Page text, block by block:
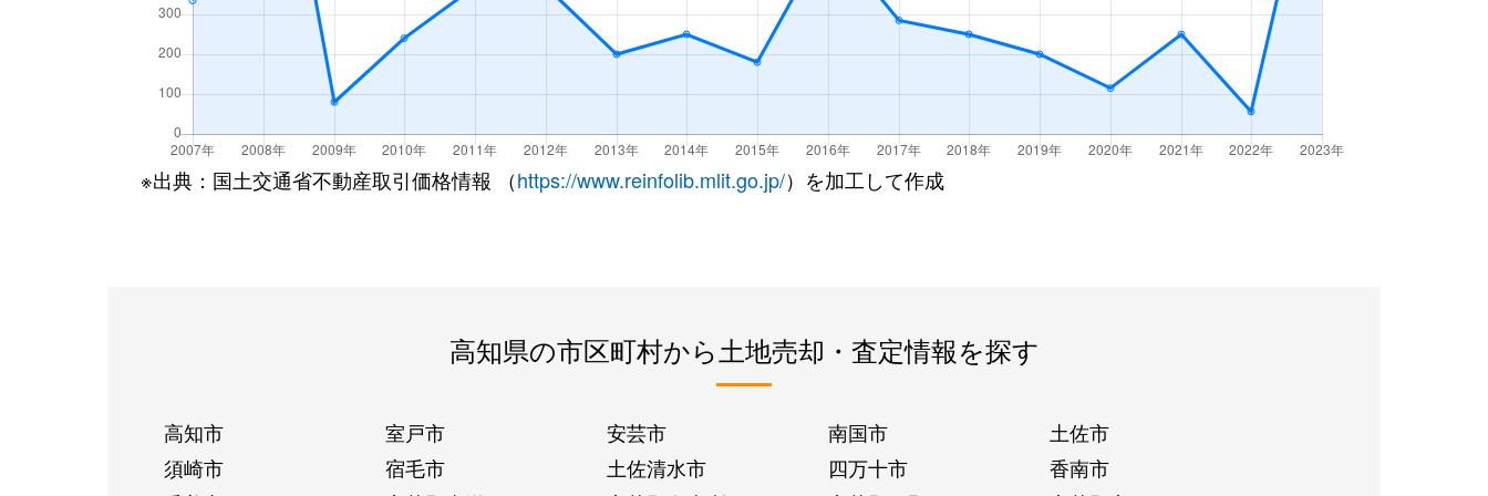
※出典：国土交通省不動産取引価格情報 （https://www.reinfolib.mlit.go.jp/）を加工して作成
高知県の市区町村から土地売却・査定情報を探す
高知市 室戸市 安芸市 南国市
土佐市
須崎市
宿毛市 土佐清水市 四万十市
香南市